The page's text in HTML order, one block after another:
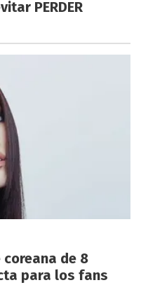
PERDER
de 8
para los fans